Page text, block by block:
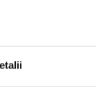
Managementul